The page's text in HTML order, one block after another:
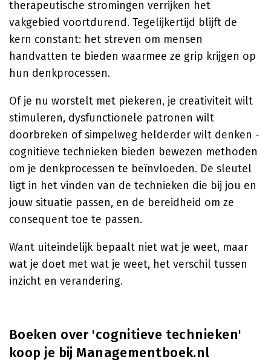
therapeutische stromingen verrijken het
vakgebied voortdurend. Tegelijkertijd blijft de
kern constant: het streven om mensen
handvatten te bieden waarmee ze grip krijgen op
hun denkprocessen.
Of je nu worstelt met piekeren, je creativiteit wilt
stimuleren, dysfunctionele patronen wilt
doorbreken of simpelweg helderder wilt denken -
cognitieve technieken bieden bewezen methoden
om je denkprocessen te beïnvloeden. De sleutel
ligt in het vinden van de technieken die bij jou en
jouw situatie passen, en de bereidheid om ze
consequent toe te passen.
Want uiteindelijk bepaalt niet wat je weet, maar
wat je doet met wat je weet, het verschil tussen
inzicht en verandering.
Boeken over 'cognitieve technieken'
koop je bij Managementboek.nl